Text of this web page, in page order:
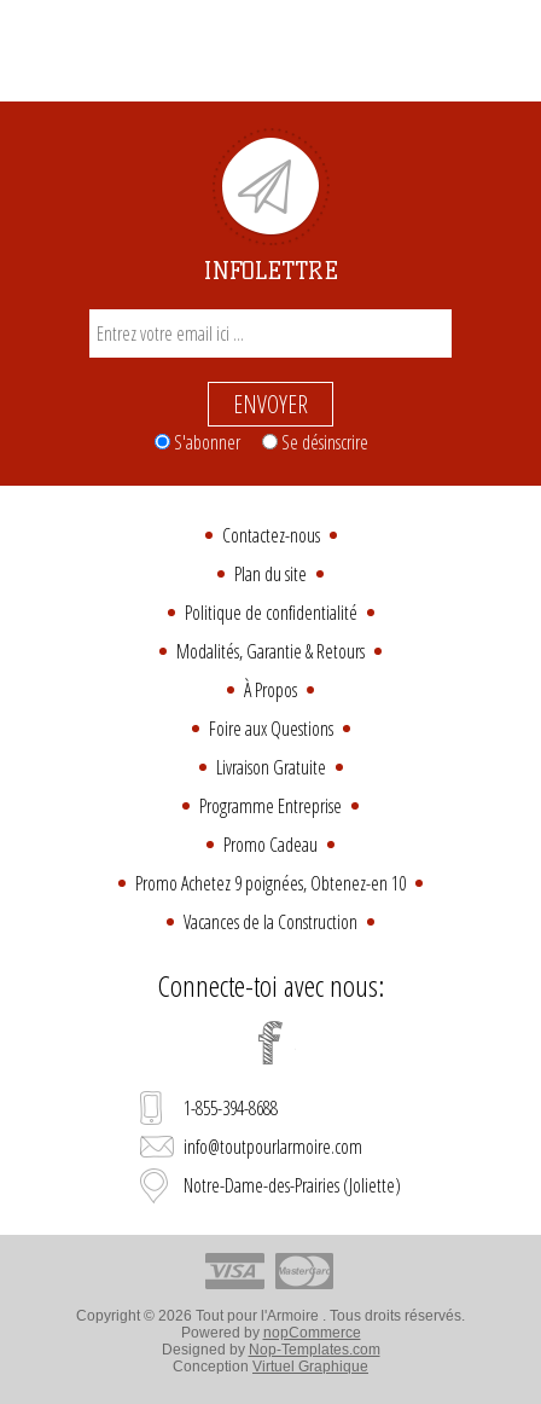
INFOLETTRE
ENVOYER
S'abonner Se désinscrire
Contactez-nous
Plan du site
Politique de confidentialité
Modalités, Garantie & Retours
À Propos
Foire aux Questions
Livraison Gratuite
Programme Entreprise
Promo Cadeau
Promo Achetez 9 poignées, Obtenez-en 10
Vacances de la Construction
Connecte-toi avec nous:
1-855-394-8688
info@toutpourlarmoire.com
Notre-Dame-des-Prairies (Joliette)
Copyright © 2026 Tout pour l'Armoire . Tous droits réservés.
Powered by nopCommerce
Designed by Nop-Templates.com
Conception Virtuel Graphique